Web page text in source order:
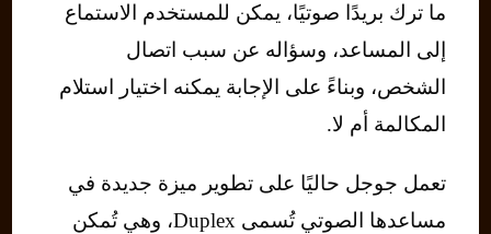
ما ترك بريدًا صوتيًا، يمكن للمستخدم الاستماع
إلى المساعد، وسؤاله عن سبب اتصال
الشخص، وبناءً على الإجابة يمكنه اختيار استلام
المكالمة أم لا.
تعمل جوجل حاليًا على تطوير ميزة جديدة في
مساعدها الصوتي تُسمى Duplex، وهي تُمكن